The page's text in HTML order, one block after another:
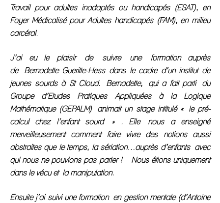
Travail pour adultes inadaptés ou handicapés (ESAT), en
Foyer Médicalisé pour Adultes handicapés (FAM), en milieu
carcéral.
J’ai eu le plaisir de suivre une formation auprès
de Bernadette Gueritte-Hess dans le cadre d’un institut de
jeunes sourds à St Cloud. Bernadette, qui a fait parti du
Groupe d’Etudes Pratiques Appliquées à la Logique
Mathématique (GEPALM) animait un stage intitulé « le pré-
calcul chez l’enfant sourd » . Elle nous a enseigné
merveilleusement comment faire vivre des notions aussi
abstraites que le temps, la sériation…auprès d’enfants avec
qui nous ne pouvions pas parler ! Nous étions uniquement
dans le vécu et la manipulation.
Ensuite j’ai suivi une formation en gestion mentale (d’Antoine